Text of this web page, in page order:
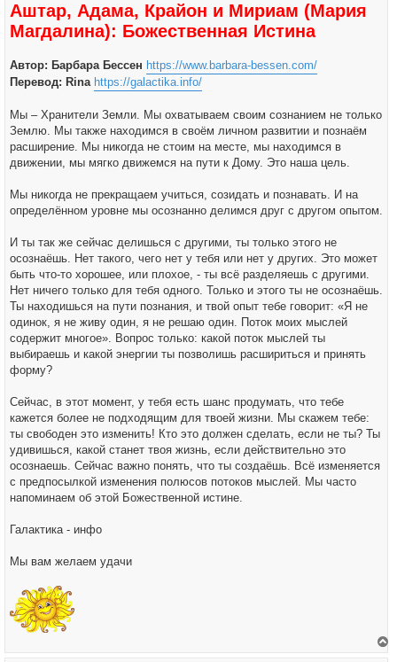
Аштар, Адама, Крайон и Мириам (Мария
Магдалина): Божественная Истина
Автор: Барбара Бессен https://www.barbara-bessen.com/
Перевод: Rina https://galactika.info/
Мы – Хранители Земли. Мы охватываем своим сознанием не только
Землю. Мы также находимся в своём личном развитии и познаём
расширение. Мы никогда не стоим на месте, мы находимся в
движении, мы мягко движемся на пути к Дому. Это наша цель.
Мы никогда не прекращаем учиться, созидать и познавать. И на
определённом уровне мы осознанно делимся друг с другом опытом.
И ты так же сейчас делишься с другими, ты только этого не
осознаёшь. Нет такого, чего нет у тебя или нет у других. Это может
быть что-то хорошее, или плохое, - ты всё разделяешь с другими.
Нет ничего только для тебя одного. Только и этого ты не осознаёшь.
Ты находишься на пути познания, и твой опыт тебе говорит: «Я не
одинок, я не живу один, я не решаю один. Поток моих мыслей
содержит многое». Вопрос только: какой поток мыслей ты
выбираешь и какой энергии ты позволишь расшириться и принять
форму?
Сейчас, в этот момент, у тебя есть шанс продумать, что тебе
кажется более не подходящим для твоей жизни. Мы скажем тебе:
ты свободен это изменить! Кто это должен сделать, если не ты? Ты
удивишься, какой станет твоя жизнь, если действительно это
осознаешь. Сейчас важно понять, что ты создаёшь. Всё изменяется
с предпосылкой изменения полюсов потоков мыслей. Мы часто
напоминаем об этой Божественной истине.
Галактика - инфо
Мы вам желаем удачи